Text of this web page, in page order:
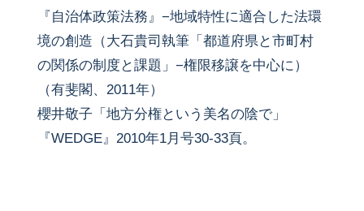
『自治体政策法務』−地域特性に適合した法環
境の創造（大石貴司執筆「都道府県と市町村
の関係の制度と課題」−権限移譲を中心に）
（有斐閣、2011年）
櫻井敬子「地方分権という美名の陰で」
『WEDGE』2010年1月号30-33頁。